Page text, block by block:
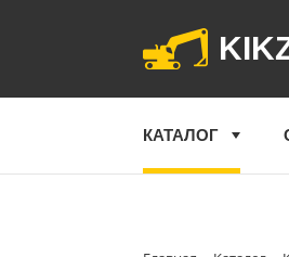
КАТАЛОГ